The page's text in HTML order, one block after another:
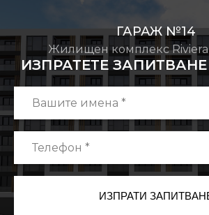
ГАРАЖ №14
Жилищен комплекс
ИЗПРАТЕТЕ